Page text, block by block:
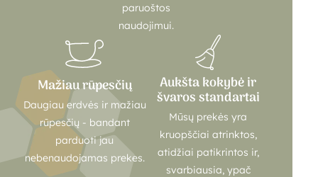
paruoštos
naudojimui.
Mažiau rūpesčių
Daugiau erdvės ir mažiau
rūpesčių - bandant
parduoti jau
nebenaudojamas prekes.
Aukšta kokybė ir
švaros standartai
Mūsų prekės yra
kruopščiai atrinktos,
atidžiai patikrintos ir,
svarbiausia, ypač